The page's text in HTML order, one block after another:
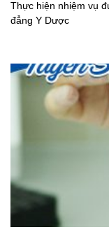
Thực hiện nhiệm vụ
đẳng Y Dược